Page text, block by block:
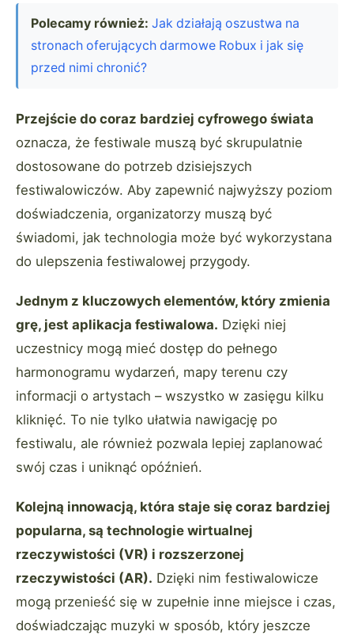
Polecamy również: Jak działają oszustwa na
stronach oferujących darmowe Robux i jak się
przed nimi chronić?
Przejście do coraz bardziej cyfrowego świata
oznacza, że festiwale muszą być skrupulatnie
dostosowane do potrzeb dzisiejszych
festiwalowiczów. Aby zapewnić najwyższy poziom
doświadczenia, organizatorzy muszą być
świadomi, jak technologia może być wykorzystana
do ulepszenia festiwalowej przygody.
Jednym z kluczowych elementów, który zmienia
grę, jest aplikacja festiwalowa. Dzięki niej
uczestnicy mogą mieć dostęp do pełnego
harmonogramu wydarzeń, mapy terenu czy
informacji o artystach – wszystko w zasięgu kilku
kliknięć. To nie tylko ułatwia nawigację po
festiwalu, ale również pozwala lepiej zaplanować
swój czas i uniknąć opóźnień.
Kolejną innowacją, która staje się coraz bardziej
popularna, są technologie wirtualnej
rzeczywistości (VR) i rozszerzonej
rzeczywistości (AR). Dzięki nim festiwalowicze
mogą przenieść się w zupełnie inne miejsce i czas,
doświadczając muzyki w sposób, który jeszcze